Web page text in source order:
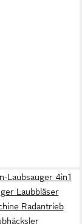
Laubsauger 4in1
Laubbläser
Radantrieb